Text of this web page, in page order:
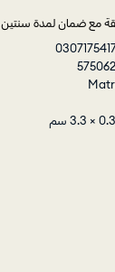
مع ضمان لمدة سنتين